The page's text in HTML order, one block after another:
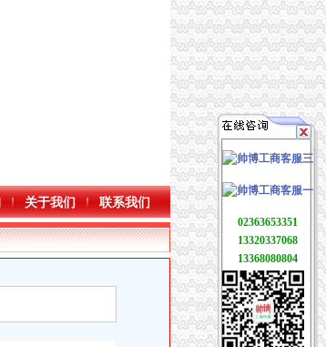
关于我们 联系我们
02363653351
13320337068
13368080804